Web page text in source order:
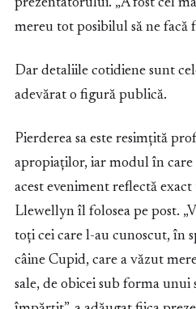
prezentatorului. „A fost cel
mereu tot posibilul să ne facă
Dar detaliile cotidiene sunt
adevărat o figură publică.
Pierderea sa este resimțită
apropiaților, iar modul în care
acest eveniment reflectă
Llewellyn îl folosea pe post.
toți cei care l-au cunoscut, în
câine Cupid, care a văzut
sale, de obicei sub forma unui